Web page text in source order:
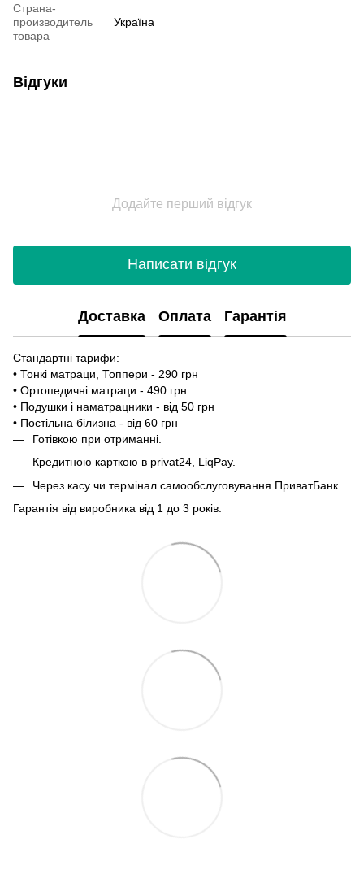
Страна-
производитель
товара
Україна
Відгуки
Додайте перший відгук
Написати відгук
Доставка Оплата Гарантія
Стандартні тарифи:
• Тонкі матраци, Топпери - 290 грн
• Ортопедичні матраци - 490 грн
• Подушки і наматрацники - від 50 грн
• Постільна білизна - від 60 грн
Готівкою при отриманні.
Кредитною карткою в privat24, LiqPay.
Через касу чи термінал самообслуговування ПриватБанк.
Гарантія від виробника від 1 до 3 років.